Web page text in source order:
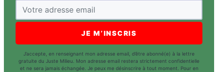
J’accepte, en renseignant mon adresse email, d’être abonné(e) à la lettre
gratuite du Juste Milieu. Mon adresse email restera strictement confidentielle
et ne sera jamais échangée. Je peux me désinscrire à tout moment. Pour en